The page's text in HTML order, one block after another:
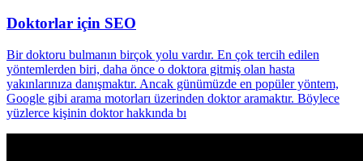
Doktorlar için SEO
Bir doktoru bulmanın birçok yolu vardır. En çok tercih edilen
yöntemlerden biri, daha önce o doktora gitmiş olan hasta
yakınlarınıza danışmaktır. Ancak günümüzde en popüler yöntem,
Google gibi arama motorları üzerinden doktor aramaktır. Böylece
yüzlerce kişinin doktor hakkında bı